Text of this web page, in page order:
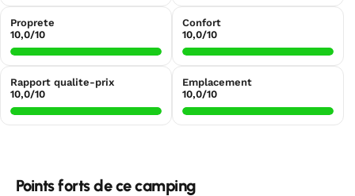
Proprete
10,0/10
Confort
10,0/10
Rapport qualite-prix
10,0/10
Emplacement
10,0/10
Points forts de ce camping